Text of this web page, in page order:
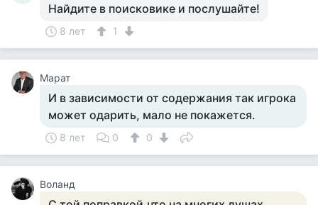
Найдите в поисковике и послушайте!
8 лет 1
Марат
И в зависимости от содержания так игрока
может одарить, мало не покажется.
8 лет 0 0
Воланд